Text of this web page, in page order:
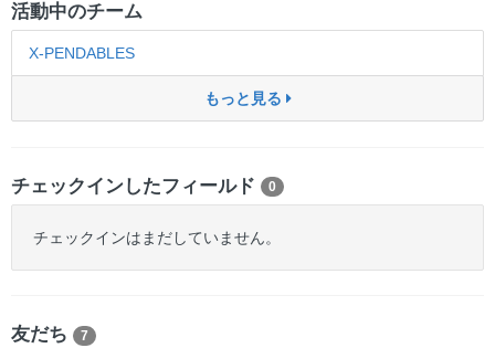
活動中のチーム
X-PENDABLES
もっと見る
チェックインしたフィールド 0
チェックインはまだしていません。
友だち 7